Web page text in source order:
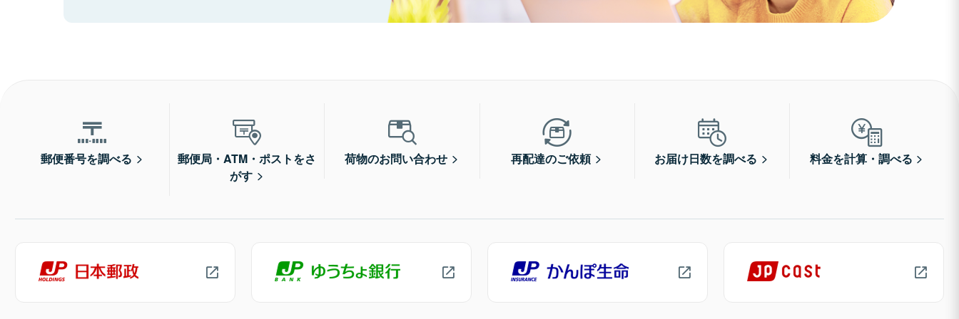
郵便番号を調べる
郵便局・ATM・ポストをさ
がす
荷物のお問い合わせ 再配達のご依頼 お届け日数を調べる 料金を計算・調べる